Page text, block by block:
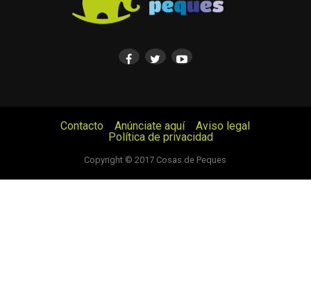
Contacto Anúnciate aquí
Aviso legal
Política de privacidad
Copyright © 2017 Cosas de Peques